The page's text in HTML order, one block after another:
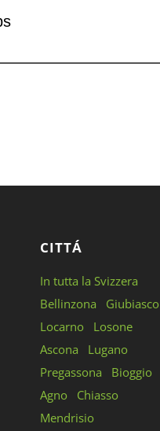
CITTÁ
In tutta la Svizzera
Bellinzona
Giubiasco
Locarno
Losone
Ascona
Lugano
Pregassona
Bioggio
Agno
Chiasso
Mendrisio